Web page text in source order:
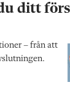
ditt
– från att